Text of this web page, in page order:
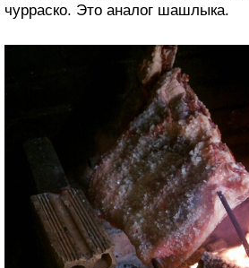
чурраско. Это аналог шашлыка.